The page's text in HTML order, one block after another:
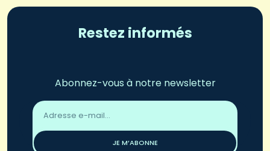
Restez informés
Abonnez-vous à notre newsletter
Adresse
email
JE M’ABONNE